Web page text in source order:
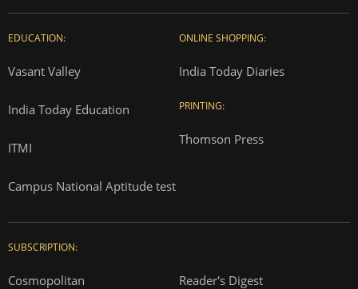
EDUCATION:
Vasant Valley
India Today Education
ITMI
Campus National Aptitude test
ONLINE SHOPPING:
India Today Diaries
PRINTING:
Thomson Press
SUBSCRIPTION:
Cosmopolitan Reader's Digest